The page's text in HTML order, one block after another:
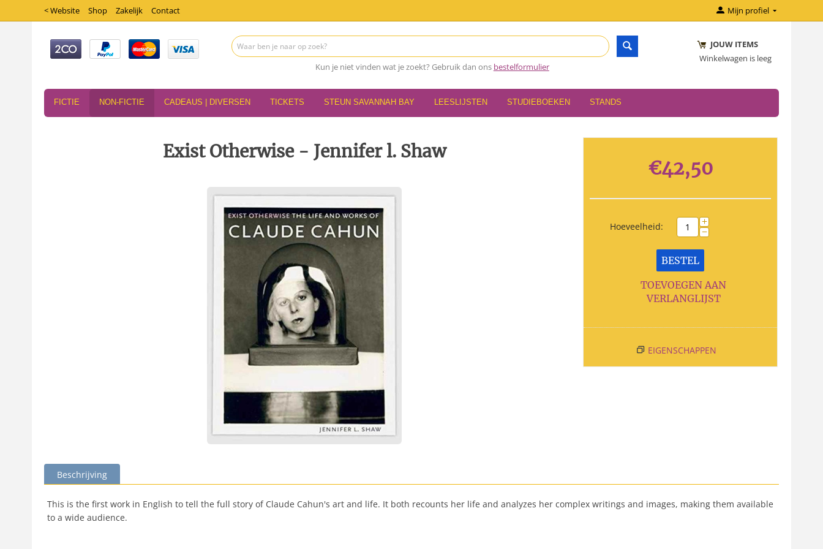
< Website Shop Zakelijk Contact Mijn profiel
Kun je niet vinden wat je zoekt? Gebruik dan ons bestelformulier
JOUW ITEMS
Winkelwagen is leeg
FICTIE NON-FICTIE CADEAUS | DIVERSEN TICKETS STEUN SAVANNAH BAY LEESLIJSTEN STUDIEBOEKEN STANDS
Exist Otherwise - Jennifer l. Shaw
€42,50
Hoeveelheid: +
−
BESTEL
TOEVOEGEN AAN
VERLANGLIJST
EIGENSCHAPPEN
Beschrijving
This is the first work in English to tell the full story of Claude Cahun's art and life. It both recounts her life and analyzes her complex writings and images, making them available
to a wide audience.